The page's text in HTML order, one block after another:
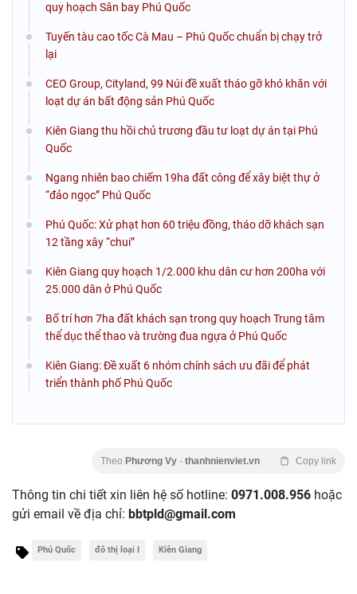
quy hoạch Sân bay Phú Quốc
Tuyến tàu cao tốc Cà Mau – Phú Quốc chuẩn bị chạy trở
lại
CEO Group, Cityland, 99 Núi đề xuất tháo gỡ khó khăn với
loạt dự án bất động sản Phú Quốc
Kiên Giang thu hồi chủ trương đầu tư loạt dự án tại Phú
Quốc
Ngang nhiên bao chiếm 19ha đất công để xây biệt thự ở
“đảo ngọc” Phú Quốc
Phú Quốc: Xử phạt hơn 60 triệu đồng, tháo dỡ khách sạn
12 tầng xây “chui”
Kiên Giang quy hoạch 1/2.000 khu dân cư hơn 200ha với
25.000 dân ở Phú Quốc
Bố trí hơn 7ha đất khách sạn trong quy hoạch Trung tâm
thể dục thể thao và trường đua ngựa ở Phú Quốc
Kiên Giang: Đề xuất 6 nhóm chính sách ưu đãi để phát
triển thành phố Phú Quốc
Theo Phương Vy - thanhnienviet.vn Copy link
Thông tin chi tiết xin liên hệ số hotline: 0971.008.956 hoặc
gửi email về địa chỉ: bbtpld@gmail.com
Phú Quốc đô thị loại I Kiên Giang